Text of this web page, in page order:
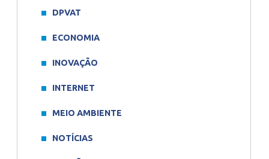
DPVAT
ECONOMIA
INOVAÇÃO
INTERNET
MEIO AMBIENTE
NOTÍCIAS